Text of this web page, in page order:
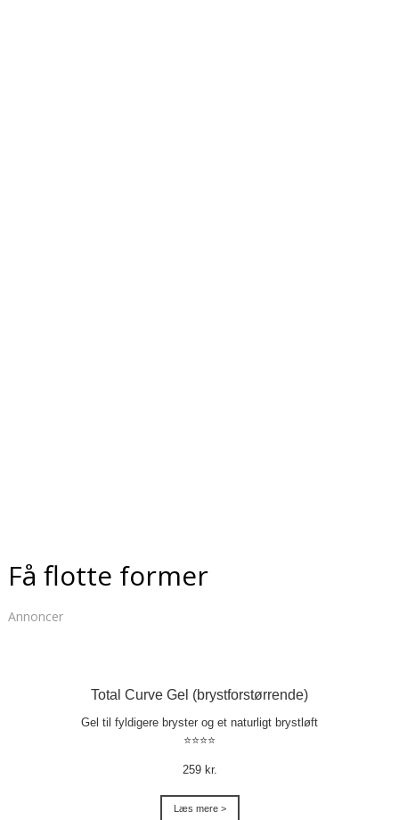
Få flotte former
Annoncer
Total Curve Gel (brystforstørrende)
Gel til fyldigere bryster og et naturligt brystløft
⭐⭐⭐⭐
259 kr.
Læs mere >